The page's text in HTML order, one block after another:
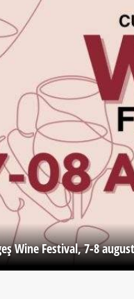
Wine Festival, 7-8